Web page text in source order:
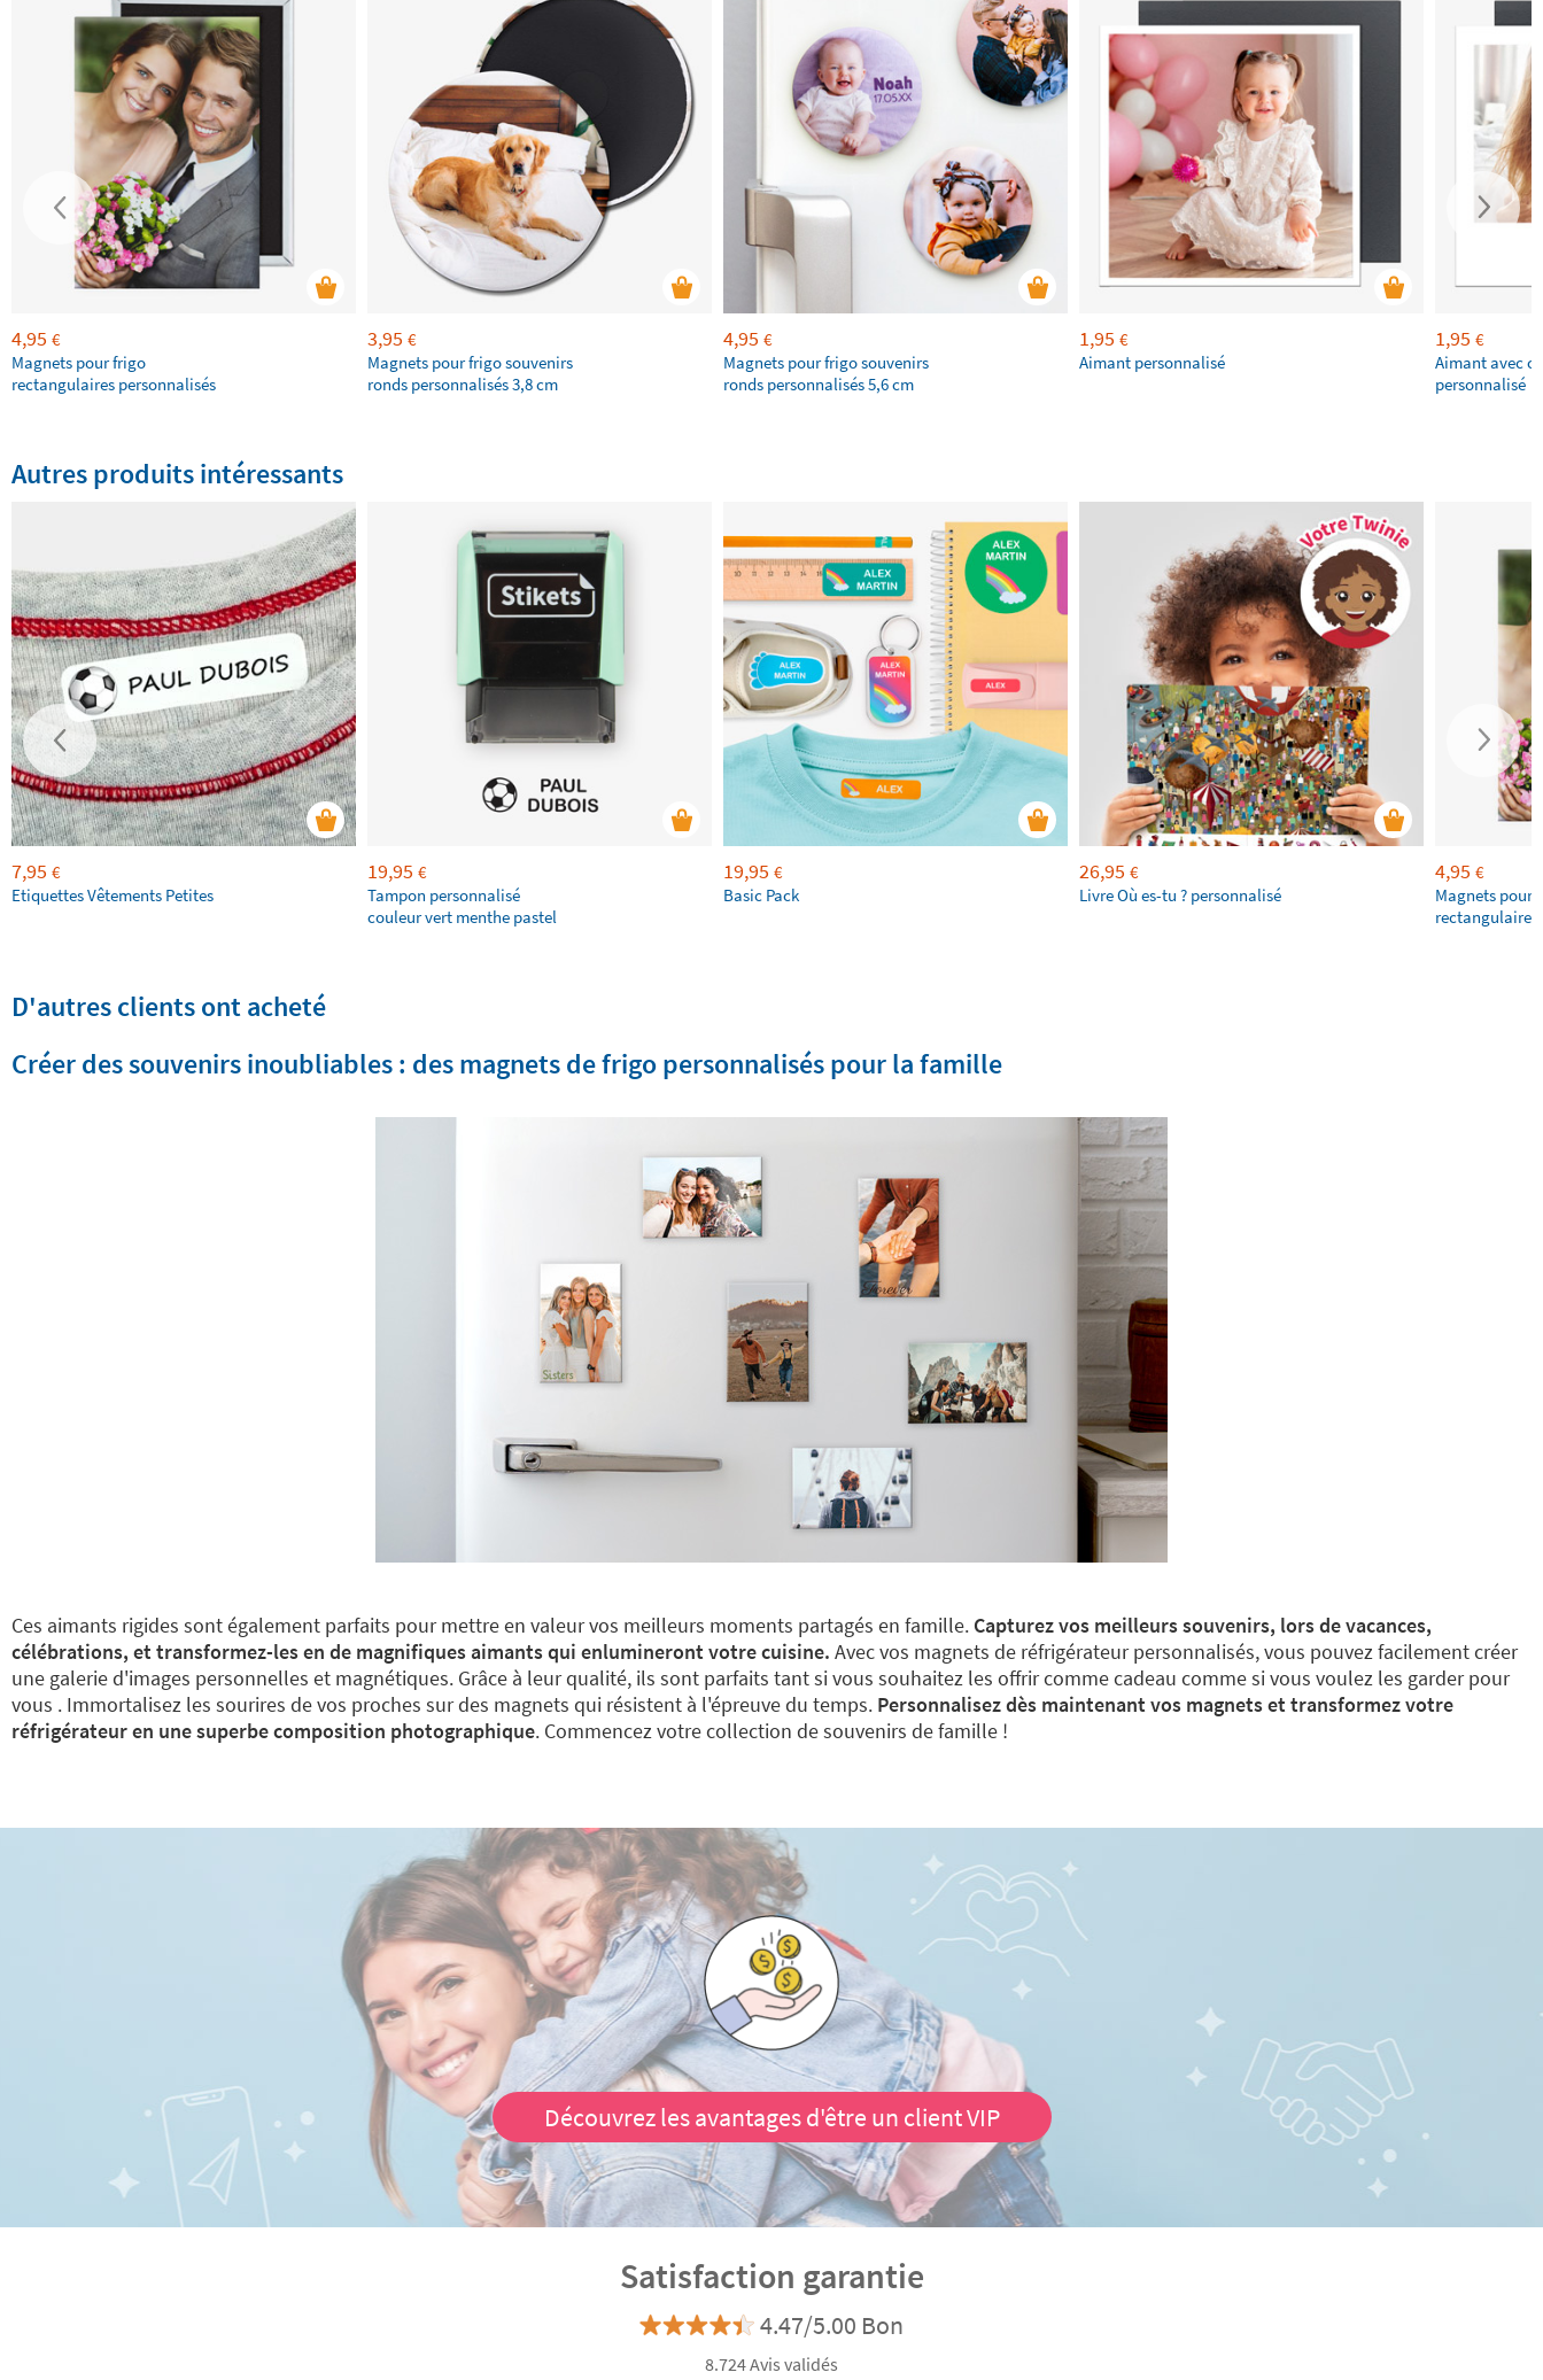
4,95 €
Magnets pour frigo
rectangulaires personnalisés
3,95 €
Magnets pour frigo souvenirs
ronds personnalisés 3,8 cm
4,95 €
Magnets pour frigo souvenirs
ronds personnalisés 5,6 cm
1,95 €
Aimant personnalisé
1,95 €
Aimant avec
personnalisé
Autres produits intéressants
7,95 €
Etiquettes Vêtements Petites
19,95 €
Tampon personnalisé
couleur vert menthe pastel
19,95 €
Basic Pack
26,95 €
Livre Où es-tu ? personnalisé
4,95 €
Magnets pour
rectangulaires
D'autres clients ont acheté
Créer des souvenirs inoubliables : des magnets de frigo personnalisés pour la famille
Ces aimants rigides sont également parfaits pour mettre en valeur vos meilleurs moments partagés en famille. Capturez vos meilleurs souvenirs, lors de vacances,
célébrations, et transformez-les en de magnifiques aimants qui enlumineront votre cuisine. Avec vos magnets de réfrigérateur personnalisés, vous pouvez facilement créer
une galerie d'images personnelles et magnétiques. Grâce à leur qualité, ils sont parfaits tant si vous souhaitez les offrir comme cadeau comme si vous voulez les garder pour
vous . Immortalisez les sourires de vos proches sur des magnets qui résistent à l'épreuve du temps. Personnalisez dès maintenant vos magnets et transformez votre
réfrigérateur en une superbe composition photographique. Commencez votre collection de souvenirs de famille !
Découvrez les avantages d'être un client VIP
Satisfaction garantie
4.47/5.00 Bon
8.724 Avis validés